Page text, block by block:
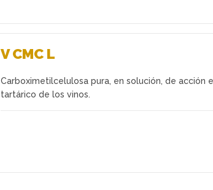
V CMC L
Carboximetilcelulosa pura, en solución, de
tartárico de los vinos.